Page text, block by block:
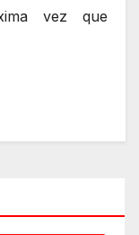
vez que